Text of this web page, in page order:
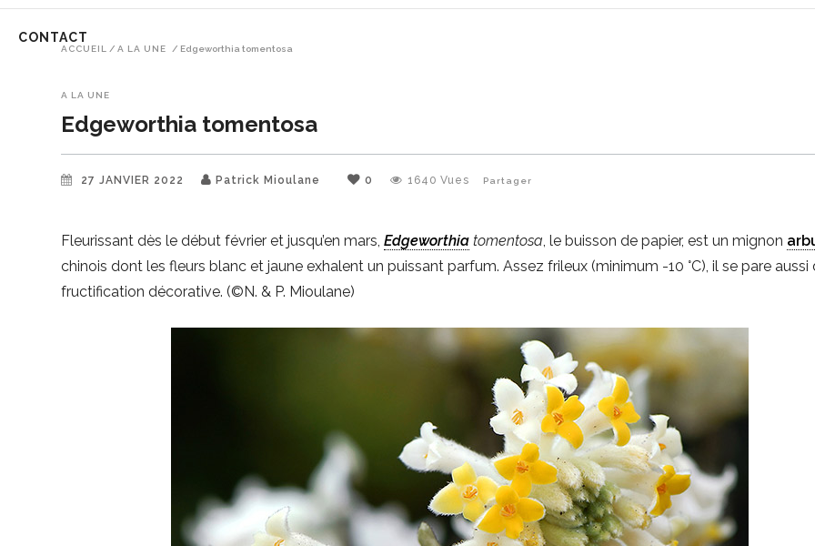
CONTACT
ACCUEIL / A LA UNE / Edgeworthia tomentosa
A LA UNE
Edgeworthia tomentosa
27 JANVIER 2022 Patrick Mioulane 0 1640 Vues Partager
Fleurissant dès le début février et jusqu’en mars,Edgeworthia tomentosa, le buisson de papier, est un mignon
chinois dont les fleurs blanc et jaune exhalent un puissant parfum. Assez frileux (minimum -10 °C), il se pare aussi
fructification décorative. (©N. & P. Mioulane)